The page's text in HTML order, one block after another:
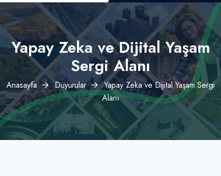
Yapay Zeka ve Dijital Yaşam
Sergi Alanı
Anasayfa Duyurular
Yapay Zeka ve Dijital Yaşam Sergi
Alanı